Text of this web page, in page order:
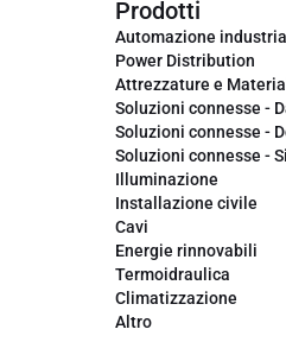
Prodotti
Automazione
Power Distribution
Attrezzature e
Soluzioni connesse -
Soluzioni connesse -
Soluzioni connesse -
Illuminazione
Installazione civile
Cavi
Energie rinnovabili
Termoidraulica
Climatizzazione
Altro